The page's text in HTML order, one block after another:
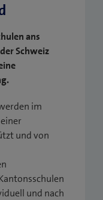
ans
Schweiz
im
und von
und nach